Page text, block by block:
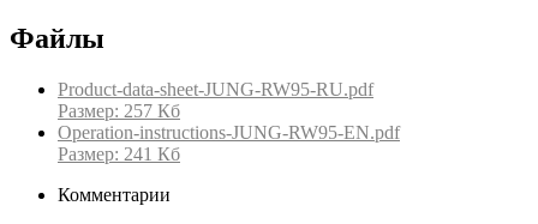
Файлы
Product-data-sheet-JUNG-RW95-RU.pdf
Размер: 257 Кб
Operation-instructions-JUNG-RW95-EN.pdf
Размер: 241 Кб
Комментарии